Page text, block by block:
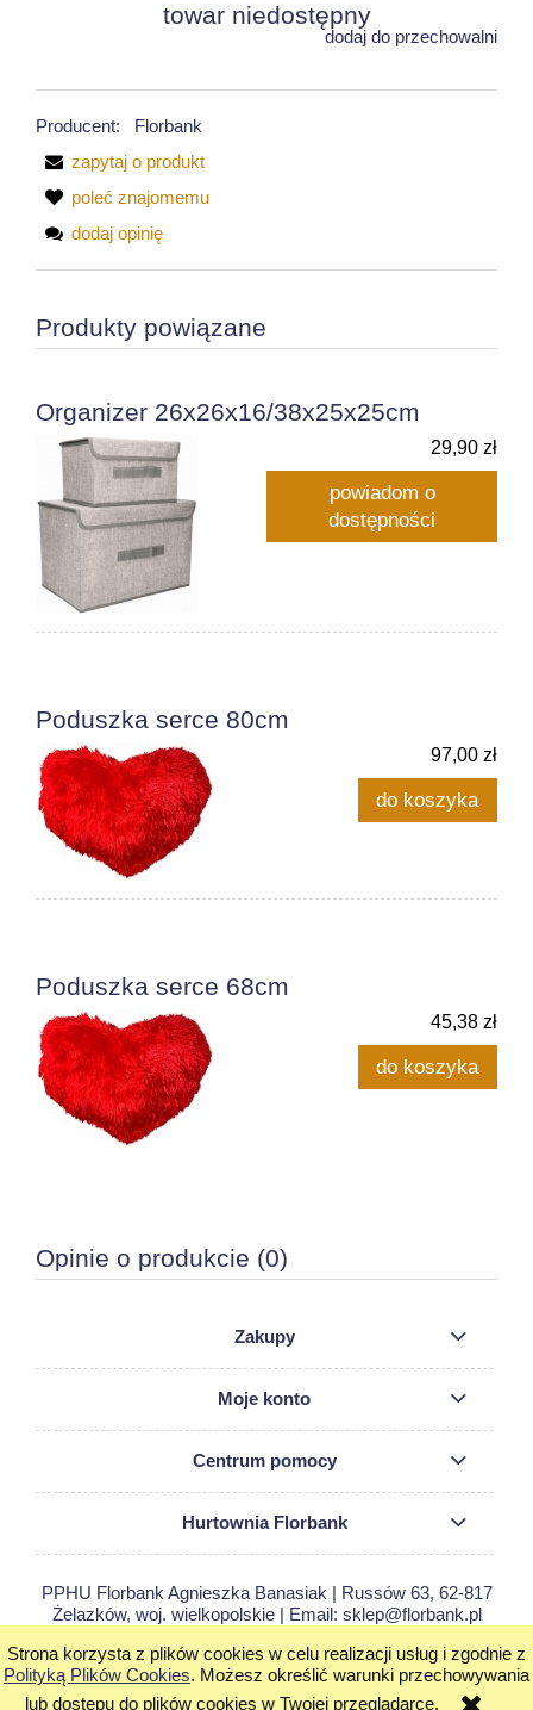
Strona korzysta z plików cookies w celu realizacji usług i zgodnie z
Polityką Plików Cookies. Możesz określić warunki przechowywania
lub dostępu do plików cookies w Twojej przeglądarce.
towar niedostępny
dodaj do przechowalni
Producent:
Florbank
zapytaj o produkt
poleć znajomemu
dodaj opinię
Produkty powiązane
Organizer 26x26x16/38x25x25cm
29,90 zł
powiadom o
dostępności
Poduszka serce 80cm
97,00 zł
do koszyka
Poduszka serce 68cm
45,38 zł
do koszyka
Opinie o produkcie (0)
Zakupy
Moje konto
Centrum pomocy
Hurtownia Florbank
PPHU Florbank Agnieszka Banasiak | Russów 63, 62-817
Żelazków, woj. wielkopolskie | Email: sklep@florbank.pl
pokaż pełną wersję strony